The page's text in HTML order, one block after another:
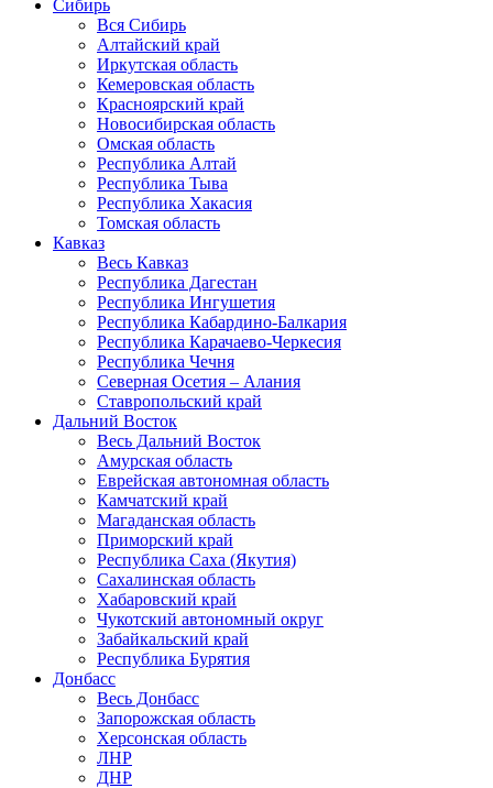
Сибирь
Вся Сибирь
Алтайский край
Иркутская область
Кемеровская область
Красноярский край
Новосибирская область
Омская область
Республика Алтай
Республика Тыва
Республика Хакасия
Томская область
Кавказ
Весь Кавказ
Республика Дагестан
Республика Ингушетия
Республика Кабардино-Балкария
Республика Карачаево-Черкесия
Республика Чечня
Северная Осетия – Алания
Ставропольский край
Дальний Восток
Весь Дальний Восток
Амурская область
Еврейская автономная область
Камчатский край
Магаданская область
Приморский край
Республика Саха (Якутия)
Сахалинская область
Хабаровский край
Чукотский автономный округ
Забайкальский край
Республика Бурятия
Донбасс
Весь Донбасс
Запорожская область
Херсонская область
ЛНР
ДНР